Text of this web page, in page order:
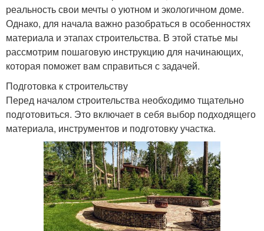
реальность свои мечты о уютном и экологичном доме.
Однако, для начала важно разобраться в особенностях
материала и этапах строительства. В этой статье мы
рассмотрим пошаговую инструкцию для начинающих,
которая поможет вам справиться с задачей.
Подготовка к строительству
Перед началом строительства необходимо тщательно
подготовиться. Это включает в себя выбор подходящего
материала, инструментов и подготовку участка.